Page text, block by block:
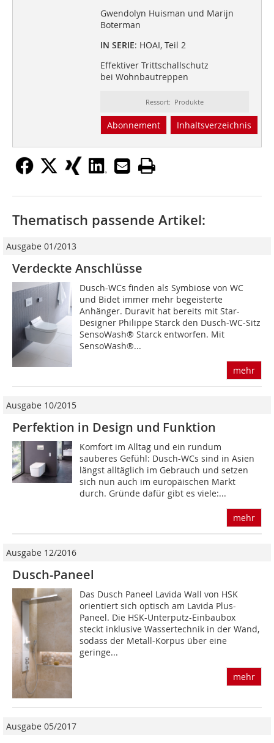
Gwendolyn Huisman und Marijn
Boterman
IN SERIE: HOAI, Teil 2
Effektiver Trittschallschutz
bei Wohnbautreppen
Ressort: Produkte
Abonnement Inhaltsverzeichnis
Thematisch passende Artikel:
Ausgabe 01/2013
Verdeckte Anschlüsse
Dusch-WCs finden als Symbiose von WC
und Bidet immer mehr ­begeisterte
Anhänger. Duravit hat bereits mit Star-
Designer Philippe Starck den Dusch-WC-Sitz
SensoWash® Starck entworfen. Mit
SensoWash®...
mehr
Ausgabe 10/2015
Perfektion in Design und Funktion
Komfort im Alltag und ein rundum
sauberes Gefühl: Dusch-WCs sind in Asien
längst alltäglich im Gebrauch und setzen
sich nun auch im europäischen Markt
durch. Gründe dafür gibt es viele:...
mehr
Ausgabe 12/2016
Dusch-Paneel
Das Dusch Paneel Lavida Wall von HSK
orientiert sich optisch am Lavida Plus-
Paneel. Die HSK-Unterputz-Einbaubox
steckt inklusive Wassertechnik in der Wand,
sodass der Metall-Korpus über eine
geringe...
mehr
Ausgabe 05/2017